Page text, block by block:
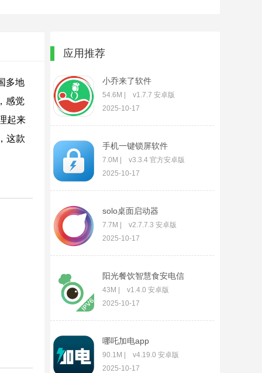
多地
感觉
起来
这款
应用推荐
小乔来了软件
54.6M | v1.7.7 安卓版
2025-10-17
手机一键锁屏软件
7.0M | v3.3.4 官方安卓版
2025-10-17
solo桌面启动器
7.7M | v2.7.7.3 安卓版
2025-10-17
阳光餐饮智慧食安电信
43M | v1.4.0 安卓版
2025-10-17
哪吒加电app
90.1M | v4.19.0 安卓版
2025-10-17